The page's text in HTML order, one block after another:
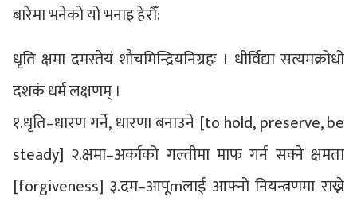
बारेमा भनेको यो भनाइ हेरौँ:
धृति क्षमा दमस्तेयं शौचमिन्द्रियनिग्रहः । धीर्विद्या सत्यमक्रोधो
दशकं धर्म लक्षणम् ।
१.धृति–धारण गर्ने, धारणा बनाउने [to hold, preserve, be
steady] २.क्षमा–अर्काको गल्तीमा माफ गर्न सक्ने क्षमता
[forgiveness] ३.दम–आपूmलाई आफ्नो नियन्त्रणमा राख्ने